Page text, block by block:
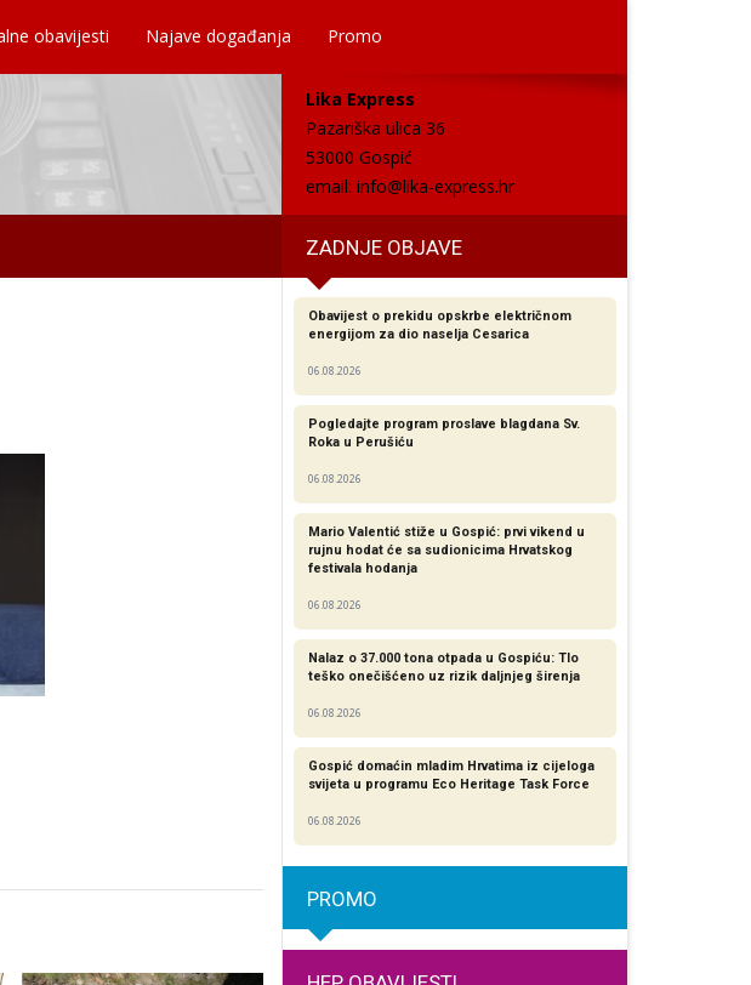
obavijesti Najave događanja Promo
Lika Express
Pazariška ulica 36
53000 Gospić
email: info@lika-express.hr
ZADNJE OBJAVE
Obavijest o prekidu opskrbe električnom
energijom za dio naselja Cesarica
06.08.2026
Pogledajte program proslave blagdana Sv.
Roka u Perušiću
06.08.2026
Mario Valentić stiže u Gospić: prvi vikend u
rujnu hodat će sa sudionicima Hrvatskog
festivala hodanja
06.08.2026
Nalaz o 37.000 tona otpada u Gospiću: Tlo
teško onečišćeno uz rizik daljnjeg širenja
06.08.2026
Gospić domaćin mladim Hrvatima iz cijeloga
svijeta u programu Eco Heritage Task Force
06.08.2026
PROMO